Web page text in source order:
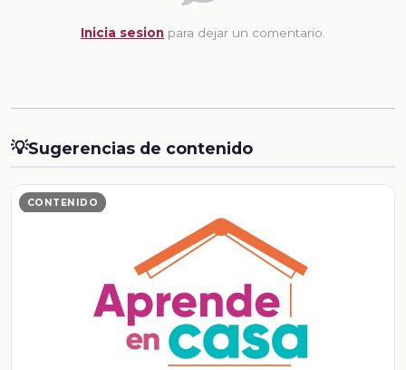
Inicia sesion para dejar un comentario.
💡Sugerencias de contenido
CONTENIDO